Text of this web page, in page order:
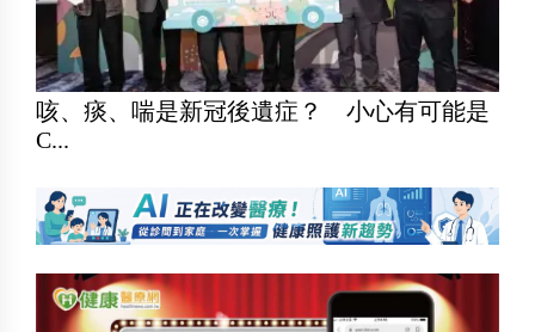
咳、痰、喘是新冠後遺症？ 小心有可能是
C...